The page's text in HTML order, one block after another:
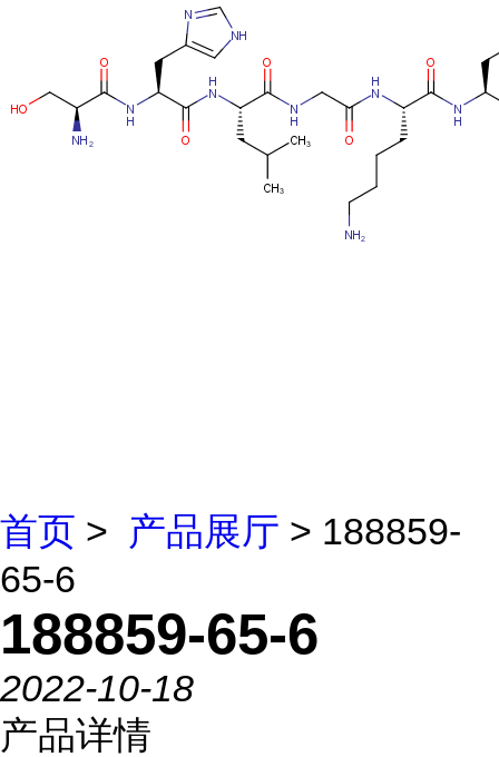
首页 > 产品展厅 > 188859-
65-6
188859-65-6
2022-10-18
产品详情